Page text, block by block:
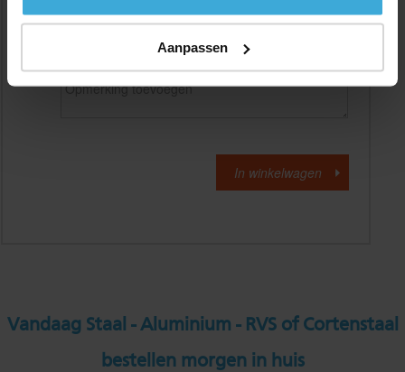
Aanpassen
Alle bedragen zijn excl. 21% BTW
Vandaag Staal - Aluminium - RVS of Cortenstaal
bestellen morgen in huis